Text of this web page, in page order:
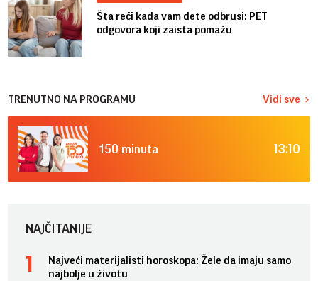
Šta reći kada vam dete odbrusi: PET
odgovora koji zaista pomažu
TRENUTNO NA PROGRAMU Vidi sve
150 minuta 13:10
NAJČITANIJE
Najveći materijalisti horoskopa: Žele da imaju samo
najbolje u životu